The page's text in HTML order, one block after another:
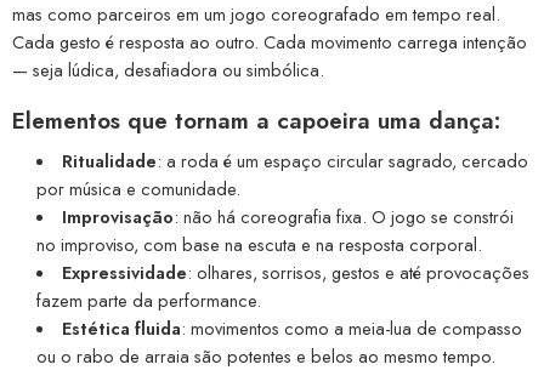
mas como parceiros em um jogo coreografado em tempo real.
Cada gesto é resposta ao outro. Cada movimento carrega intenção
— seja lúdica, desafiadora ou simbólica.
Elementos que tornam a capoeira uma dança:
Ritualidade: a roda é um espaço circular sagrado, cercado
por música e comunidade.
Improvisação: não há coreografia fixa. O jogo se constrói
no improviso, com base na escuta e na resposta corporal.
Expressividade: olhares, sorrisos, gestos e até provocações
fazem parte da performance.
Estética fluida: movimentos como a meia-lua de compasso
ou o rabo de arraia são potentes e belos ao mesmo tempo.